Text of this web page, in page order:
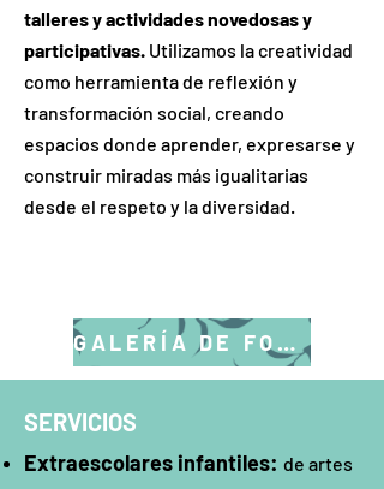
talleres y actividades novedosas y
participativas. Utilizamos la creatividad
como herramienta de reflexión y
transformación social, creando
espacios donde aprender, expresarse y
construir miradas más igualitarias
desde el respeto y la diversidad.
GALERÍA DE FOTOS
SERVICIOS
Extraescolares infantiles: de artes